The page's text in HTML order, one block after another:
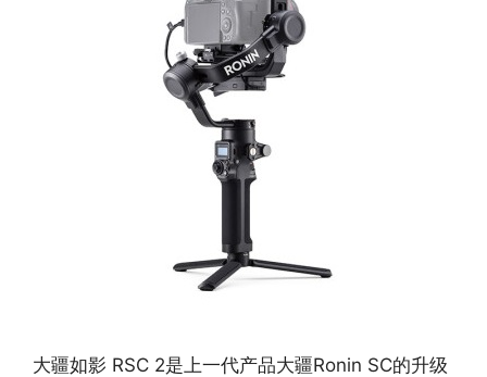
大疆如影 RSC 2是上一代产品大疆Ronin SC的升级